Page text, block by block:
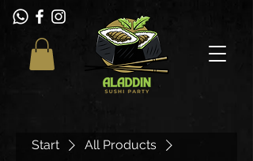
Start
All Products